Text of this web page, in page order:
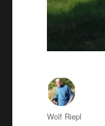
Autor
Wolf Riepl